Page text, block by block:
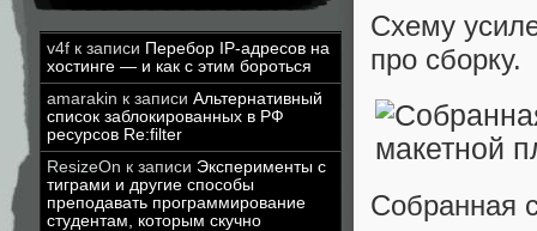
v4f к записи Перебор IP-адресов на
хостинге — и как с этим бороться
amarakin к записи Альтернативный
список заблокированных в РФ
ресурсов Re:filter
ResizeOn к записи Эксперименты с
тиграми и другие способы
преподавать программирование
студентам, которым скучно
Схему
про сборку.
Собранная